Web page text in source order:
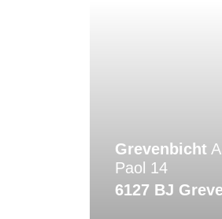
Grevenbicht
Paol 14
6127 BJ